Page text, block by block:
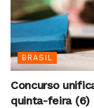
BRASIL
Concurso
quinta-feira (6)